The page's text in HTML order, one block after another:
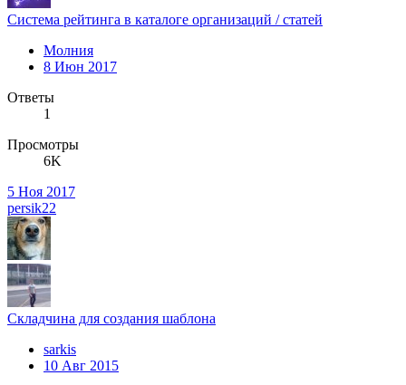
Система рейтинга в каталоге организаций / статей
Молния
8 Июн 2017
Ответы
1
Просмотры
6K
5 Ноя 2017
persik22
Складчина для создания шаблона
sarkis
10 Авг 2015